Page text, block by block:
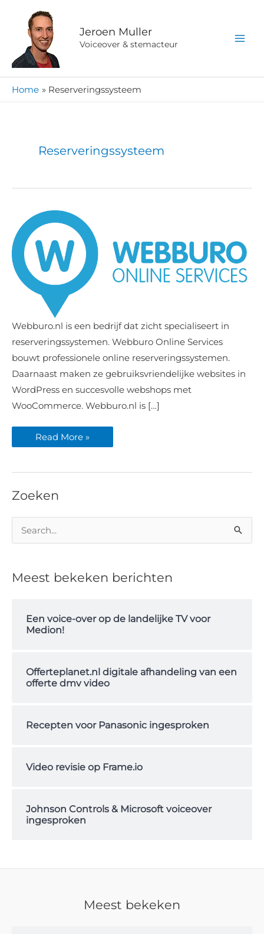
inhoud
Jeroen Muller
Voiceover & stemacteur
Home Reserveringssysteem
Reserveringssysteem
Webburo.nl is een bedrijf dat zicht specialiseert in
reserveringssystemen. Webburo Online Services
bouwt professionele online reserveringssystemen.
Daarnaast maken ze gebruiksvriendelijke websites in
WordPress en succesvolle webshops met
WooCommerce. Webburo.nl is […]
Webburo.nl
video
voorzien
van
voiceover
Read More »
Zoeken
k
Meest bekeken berichten
Een voice-over op de landelijke TV voor
Medion!
Offerteplanet.nl digitale afhandeling van een
offerte dmv video
Recepten voor Panasonic ingesproken
Video revisie op Frame.io
Johnson Controls & Microsoft voiceover
ingesproken
Meest bekeken